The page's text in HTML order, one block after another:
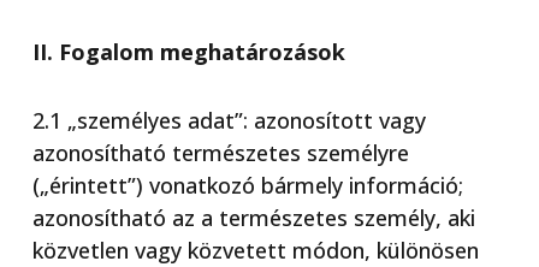
II. Fogalom meghatározások
2.1 „személyes adat”: azonosított vagy
azonosítható természetes személyre
(„érintett”) vonatkozó bármely információ;
azonosítható az a természetes személy, aki
közvetlen vagy közvetett módon, különösen